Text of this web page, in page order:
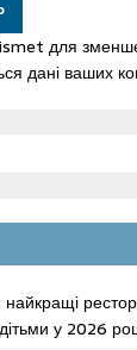
для
дані ваших
найкращі
у 2026